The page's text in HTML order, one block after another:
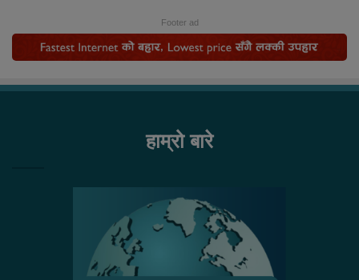
Footer ad
हाम्रो बारे